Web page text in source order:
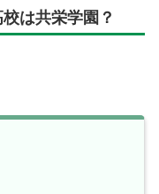
は共栄学園？